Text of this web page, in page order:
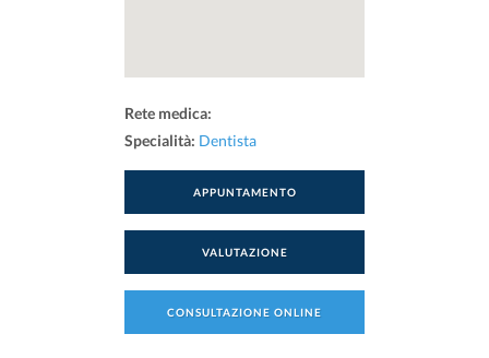
Rete medica:
Specialità: Dentista
APPUNTAMENTO
VALUTAZIONE
CONSULTAZIONE ONLINE